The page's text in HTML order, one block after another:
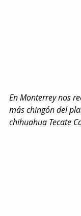
En Monterrey nos
más chingón del
chihuahua Tecate